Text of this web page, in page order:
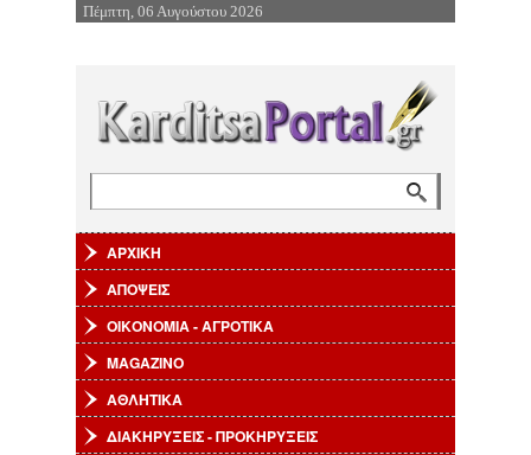
Επιστροφή στην Πλοήγηση
Πέμπτη, 06 Αυγούστου 2026
ΑΡΧΙΚΗ
ΑΠΟΨΕΙΣ
ΟΙΚΟΝΟΜΙΑ - ΑΓΡΟΤΙΚΑ
MAGAZINO
ΑΘΛΗΤΙΚΑ
ΔΙΑΚΗΡΥΞΕΙΣ - ΠΡΟΚΗΡΥΞΕΙΣ